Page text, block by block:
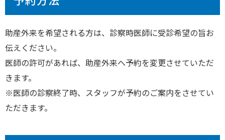
助産外来を希望される方は、診察時医師に受診希望の旨お
伝えください。
医師の許可があれば、助産外来へ予約を変更させていただ
きます。
※医師の診察終了時、スタッフが予約のご案内をさせてい
ただきます。